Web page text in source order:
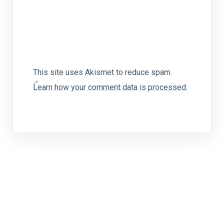
This site uses Akismet to reduce spam.
Learn how your comment data is processed.